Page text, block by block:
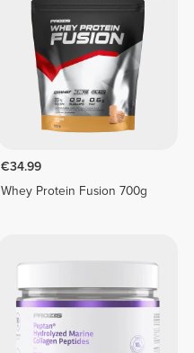
€34.99
Whey Protein Fusion 700g